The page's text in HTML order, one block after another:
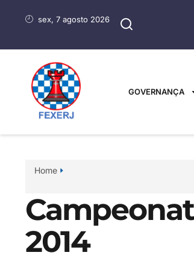
sex, 7 agosto 2026
GOVERNANÇA
Home
2014